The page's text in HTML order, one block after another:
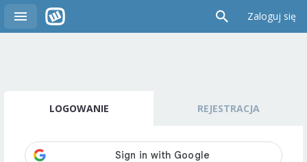
Zaloguj się
LOGOWANIE REJESTRACJA